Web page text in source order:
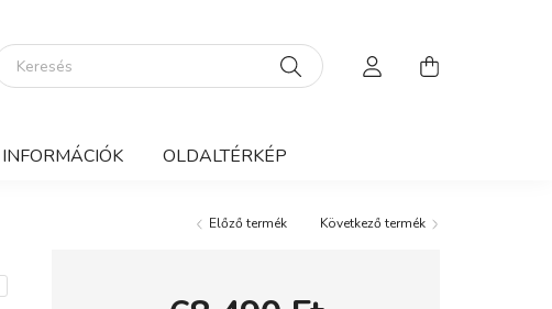
INFORMÁCIÓK OLDALTÉRKÉP
Előző termék Következő termék